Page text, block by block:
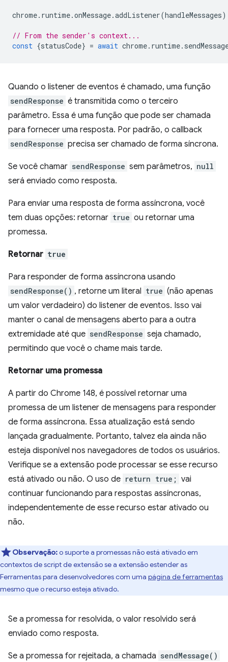
chrome. runtime.onMessage.addListener(handleMessages
// From the sender's context...
const {statusCode} = await chrome. runtime.
Quando o listener de eventos é chamado, uma função
sendResponse é transmitida como o terceiro
parâmetro. Essa é uma função que pode ser chamada
para fornecer uma resposta. Por padrão, o callback
sendResponse precisa ser chamado de forma síncrona.
Se você chamar sendResponse sem parâmetros, null
será enviado como resposta.
Para enviar uma resposta de forma assíncrona, você
tem duas opções: retornar true ou retornar uma
promessa.
Retornar true
Para responder de forma assíncrona usando
sendResponse() , retorne um literal true (não apenas
um valor verdadeiro) do listener de eventos. Isso vai
manter o canal de mensagens aberto para a outra
extremidade até que sendResponse seja chamado,
permitindo que você o chame mais tarde.
Retornar uma promessa
A partir do Chrome 148, é possível retornar uma
promessa de um listener de mensagens para responder
de forma assíncrona. Essa atualização está sendo
lançada gradualmente. Portanto, talvez ela ainda não
esteja disponível nos navegadores de todos os usuários.
Verifique se a extensão pode processar se esse recurso
está ativado ou não. O uso de return true; vai
continuar funcionando para respostas assíncronas,
independentemente de esse recurso estar ativado ou
não.
Observação:o suporte a promessas não está ativado em
contextos de script de extensão se a extensão estender as
Ferramentas para desenvolvedores com uma página de ferramentas
mesmo que o recurso esteja ativado.
Se a promessa for resolvida, o valor resolvido será
enviado como resposta.
Se a promessa for rejeitada, a chamada sendMessage()